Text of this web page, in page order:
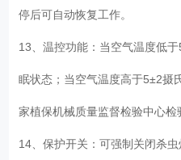
停后可自动恢复工作。
13、温控功能：当空气温度低
眠状态；当空气温度高于5±2摄
家植保机械质量监督检验中心检
14、保护开关：可强制关闭杀